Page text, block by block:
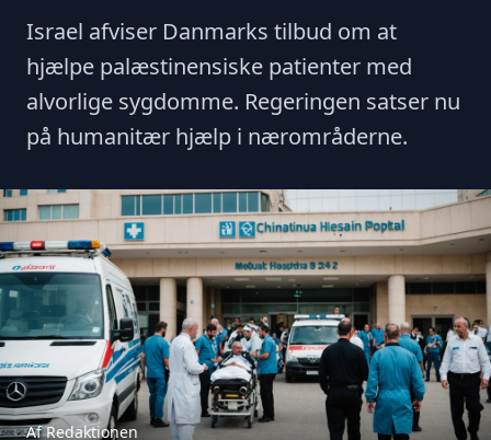
Israel afviser Danmarks tilbud om at
hjælpe palæstinensiske patienter med
alvorlige sygdomme. Regeringen satser nu
på humanitær hjælp i nærområderne.
Af Redaktionen